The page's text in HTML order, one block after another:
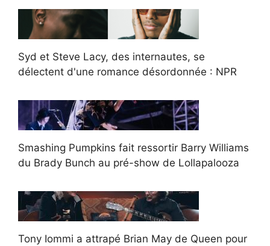
Syd et Steve Lacy, des internautes, se
délectent d'une romance désordonnée : NPR
Smashing Pumpkins fait ressortir Barry Williams
du Brady Bunch au pré-show de Lollapalooza
Tony Iommi a attrapé Brian May de Queen pour